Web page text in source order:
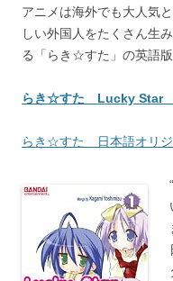
アニメは海外でも大人気
しい外国人をたくさん生
る「らき☆すた」の英語版
らき☆すた Lucky Star
らき☆すた 日本語オリジ